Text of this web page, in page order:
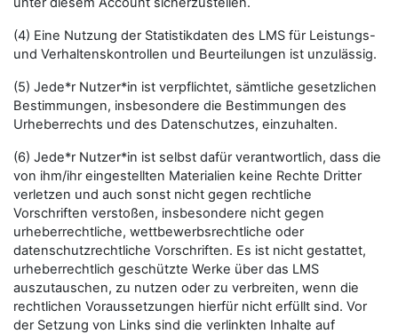
(4) Eine Nutzung der Statistikdaten des LMS für Leistungs-
und Verhaltenskontrollen und Beurteilungen ist unzulässig.
(5) Jede*r Nutzer*in ist verpflichtet, sämtliche gesetzlichen
Bestimmungen, insbesondere die Bestimmungen des
Urheberrechts und des Datenschutzes, einzuhalten.
(6) Jede*r Nutzer*in ist selbst dafür verantwortlich, dass die
von ihm/ihr eingestellten Materialien keine Rechte Dritter
verletzen und auch sonst nicht gegen rechtliche
Vorschriften verstoßen, insbesondere nicht gegen
urheberrechtliche, wettbewerbsrechtliche oder
datenschutzrechtliche Vorschriften. Es ist nicht gestattet,
urheberrechtlich geschützte Werke über das LMS
auszutauschen, zu nutzen oder zu verbreiten, wenn die
rechtlichen Voraussetzungen hierfür nicht erfüllt sind. Vor
der Setzung von Links sind die verlinkten Inhalte auf